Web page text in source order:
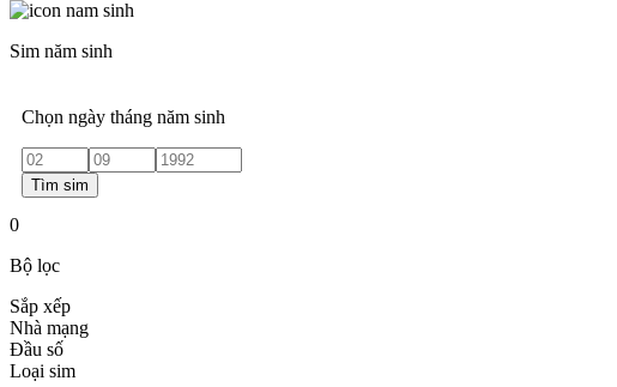
Sim năm sinh
Chọn ngày tháng năm sinh
Tìm sim
0
Bộ lọc
Sắp xếp
Nhà mạng
Đầu số
Loại sim